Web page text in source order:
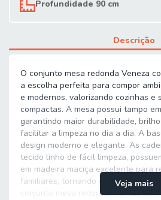
Profundidade 90 cm
Descrição
O conjunto mesa redonda Veneza
a escolha perfeita para compor
e modernos, valorizando cozinhas e
compactas. A mesa possui tampo
garantindo maior durabilidade,
facilitar a limpeza no dia a dia. A
design moderno e elegante. As
tecido linho de fácil limpeza,
em madeira maciça excelente para
familiares, tornando o momento
conjunto mesa redonda Veneza com
Veja mais